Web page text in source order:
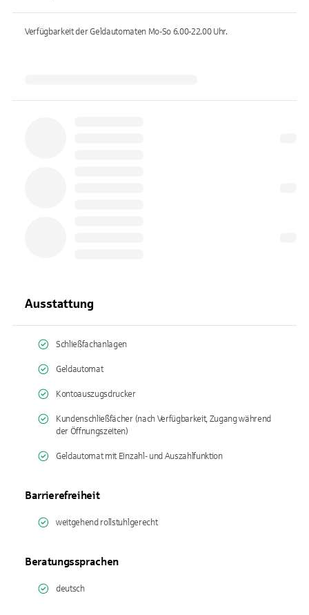
Verfügbarkeit der Geldautomaten Mo-So 6.00-22.00Uhr.
Ausstattung
Schließfachanlagen
Geldautomat
Kontoauszugsdrucker
Kundenschließfächer (nach Verfügbarkeit, Zugang während
der Öffnungszeiten)
Geldautomat mit Einzahl- und Auszahlfunktion
Barrierefreiheit
weitgehend rollstuhlgerecht
Beratungssprachen
deutsch